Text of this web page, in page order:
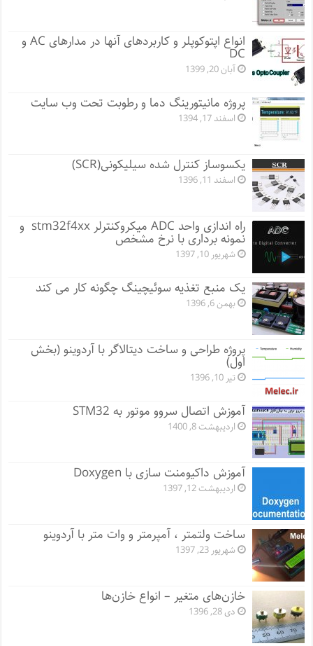
انواع اپتوکوپلر و کاربردهای آنها در مدارهای AC و
DC
آبان 20, 1399
پروژه مانيتورينگ دما و رطوبت تحت وب سایت
اسفند 17, 1394
یکسوساز کنترل شده سیلیکونی(SCR)
اسفند 11, 1396
راه اندازی واحد ADC میکروکنترلر stm32f4xx و
نمونه برداری با نرخ مشخص
شهریور 10, 1397
یک منبع تغذیه سوئیچینگ چگونه کار می کند
بهمن 6, 1396
پروژه طراحی و ساخت دیتالاگر با آردوینو (بخش
اول)
تیر 10, 1396
آموزش اتصال سروو موتور به STM32
اردیبهشت 8, 1400
آموزش داکیومنت سازی با Doxygen
اردیبهشت 12, 1397
ساخت ولتمتر ، آمپرمتر و وات متر با آردوینو
شهریور 23, 1397
خازن‌های متغیر – انواع خازن‌ها
دی 28, 1396